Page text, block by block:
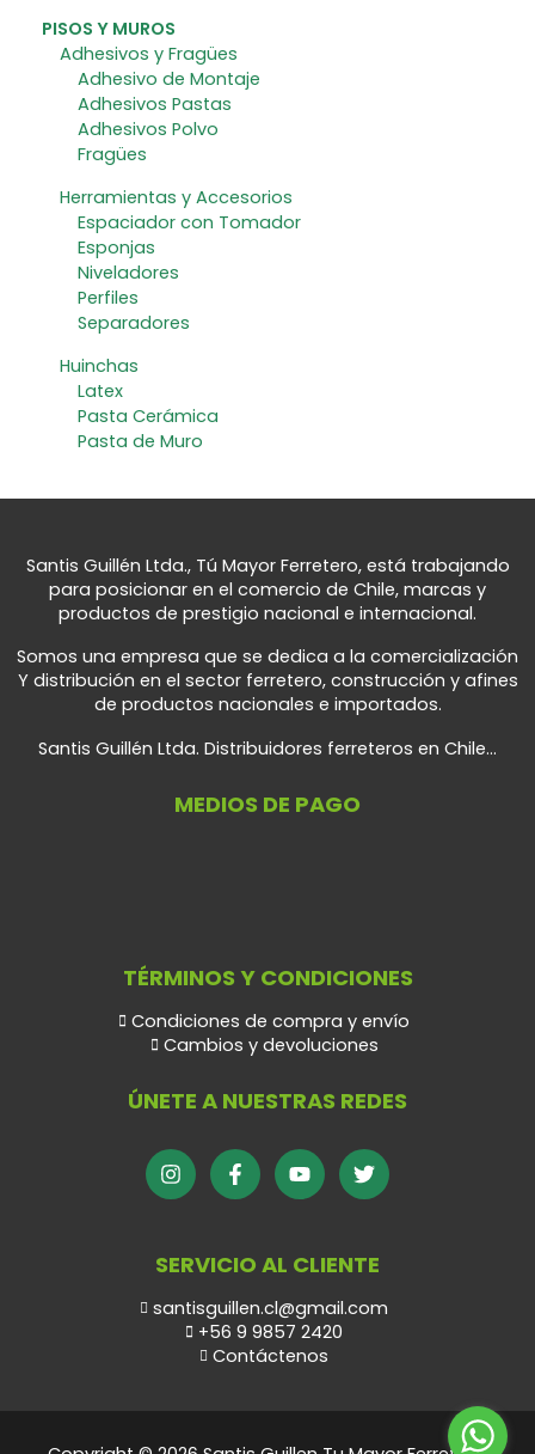
PISOS Y MUROS
Adhesivos y Fragües
Adhesivo de Montaje
Adhesivos Pastas
Adhesivos Polvo
Fragües
Herramientas y Accesorios
Espaciador con Tomador
Esponjas
Niveladores
Perfiles
Separadores
Huinchas
Latex
Pasta Cerámica
Pasta de Muro
Santis Guillén Ltda., Tú Mayor Ferretero, está trabajando
para posicionar en el comercio de Chile, marcas y
productos de prestigio nacional e internacional.
Somos una empresa que se dedica a la comercialización
Y distribución en el sector ferretero, construcción y afines
de productos nacionales e importados.
Santis Guillén Ltda. Distribuidores ferreteros en Chile...
MEDIOS DE PAGO
TÉRMINOS Y CONDICIONES
Condiciones de compra y envío
Cambios y devoluciones
ÚNETE A NUESTRAS REDES
SERVICIO AL CLIENTE
santisguillen.cl@gmail.com
+56 9 9857 2420
Contáctenos